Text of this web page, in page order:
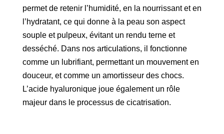
permet de retenir l’humidité, en la nourrissant et en
l’hydratant, ce qui donne à la peau son aspect
souple et pulpeux, évitant un rendu terne et
desséché. Dans nos articulations, il fonctionne
comme un lubrifiant, permettant un mouvement en
douceur, et comme un amortisseur des chocs.
L’acide hyaluronique joue également un rôle
majeur dans le processus de cicatrisation.